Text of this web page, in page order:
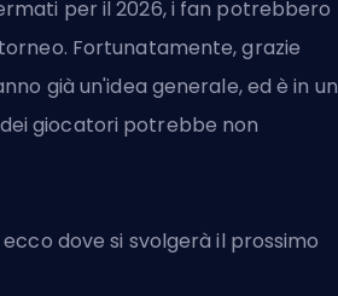
per il 2026, i fan potrebbero
Fortunatamente, grazie
già un'idea generale, ed è in un
giocatori potrebbe non
dove si svolgerà il prossimo